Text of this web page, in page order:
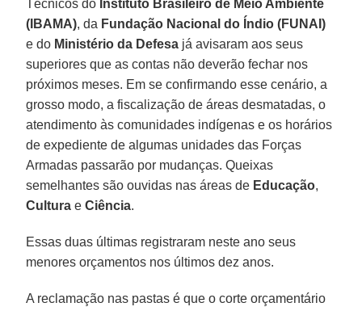
Técnicos do Instituto Brasileiro de Meio Ambiente
(IBAMA), da Fundação Nacional do Índio (FUNAI)
e do Ministério da Defesa já avisaram aos seus
superiores que as contas não deverão fechar nos
próximos meses. Em se confirmando esse cenário, a
grosso modo, a fiscalização de áreas desmatadas, o
atendimento às comunidades indígenas e os horários
de expediente de algumas unidades das Forças
Armadas passarão por mudanças. Queixas
semelhantes são ouvidas nas áreas de Educação,
Cultura eCiência.
Essas duas últimas registraram neste ano seus
menores orçamentos nos últimos dez anos.
A reclamação nas pastas é que o corte orçamentário